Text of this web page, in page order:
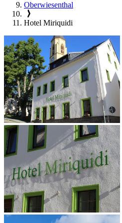
Oberwiesenthal
Hotel Miriquidi